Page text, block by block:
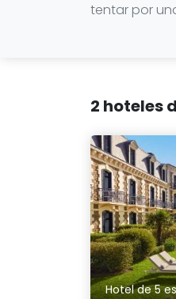
tentar por
2 hoteles
Hotel de 5